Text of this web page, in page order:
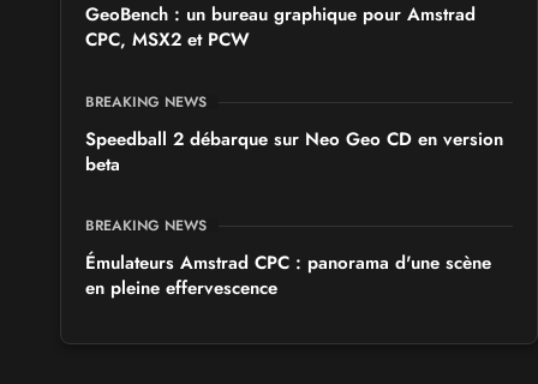
GeoBench : un bureau graphique pour Amstrad
CPC, MSX2 et PCW
BREAKING NEWS
Speedball 2 débarque sur Neo Geo CD en version
beta
BREAKING NEWS
Émulateurs Amstrad CPC : panorama d'une scène
en pleine effervescence